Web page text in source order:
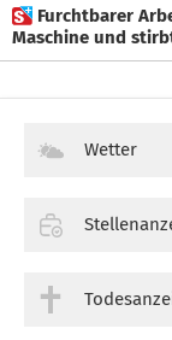
 Furchtbarer Arbeitsunfall bei Padua: 22-Jähriger gerät in
Maschine und
Wetter